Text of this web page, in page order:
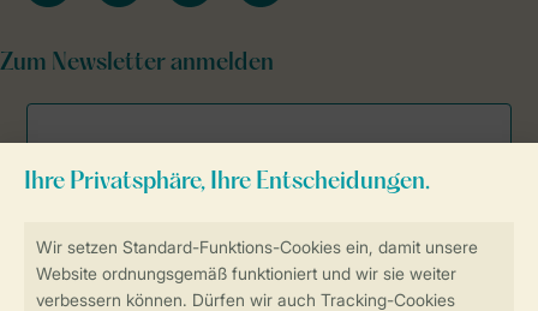
Sicher und schnell zur Online-Buchung
Zum Newsletter anmelden